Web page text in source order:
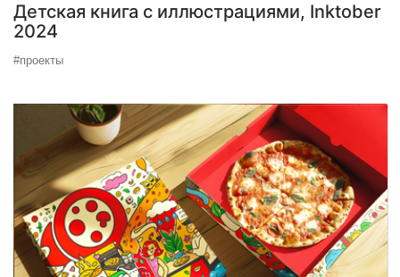
Детская книга с иллюстрациями, Inktober
2024
#проекты